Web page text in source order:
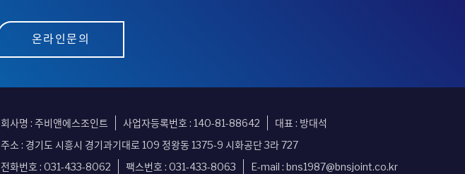
온라인문의
회사명 : 주비앤에스조인트 사업자등록번호 : 140-81-88642
대표 : 방대석
주소 : 경기도 시흥시 경기과기대로 109 정왕동 1375-9 시화공단 3라 727
전화번호 : 031-433-8062 팩스번호 : 031-433-8063 E-mail : bns1987@bnsjoint.co.kr